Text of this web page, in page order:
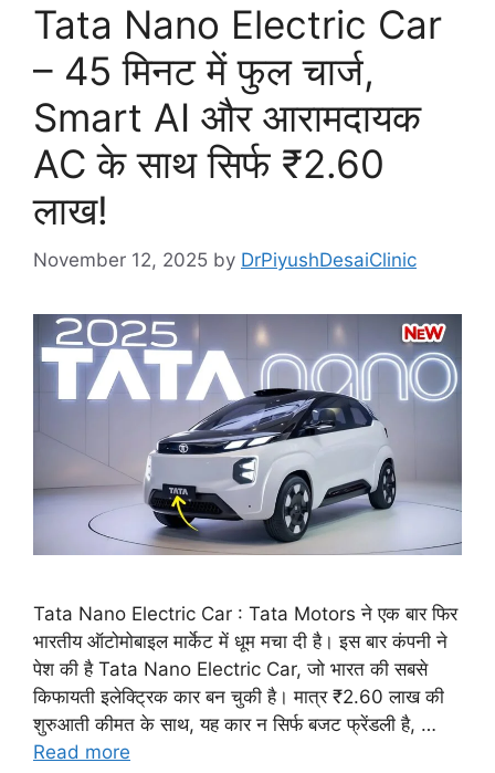
Tata Nano Electric Car
– 45 मिनट में फुल चार्ज,
Smart AI और आरामदायक
AC के साथ सिर्फ ₹2.60
लाख!
November 12, 2025 by DrPiyushDesaiClinic
Tata Nano Electric Car : Tata Motors ने एक बार फिर
भारतीय ऑटोमोबाइल मार्केट में धूम मचा दी है। इस बार कंपनी ने
पेश की है Tata Nano Electric Car, जो भारत की सबसे
किफायती इलेक्ट्रिक कार बन चुकी है। मात्र ₹2.60 लाख की
शुरुआती कीमत के साथ, यह कार न सिर्फ बजट फ्रेंडली है, …
Read more